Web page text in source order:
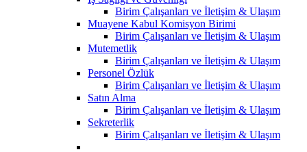
Birim Çalışanları ve İletişim & Ulaşım
Muayene Kabul Komisyon Birimi
Birim Çalışanları ve İletişim & Ulaşım
Mutemetlik
Birim Çalışanları ve İletişim & Ulaşım
Personel Özlük
Birim Çalışanları ve İletişim & Ulaşım
Satın Alma
Birim Çalışanları ve İletişim & Ulaşım
Sekreterlik
Birim Çalışanları ve İletişim & Ulaşım